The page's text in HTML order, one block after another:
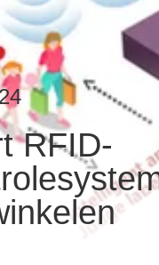
RFID-